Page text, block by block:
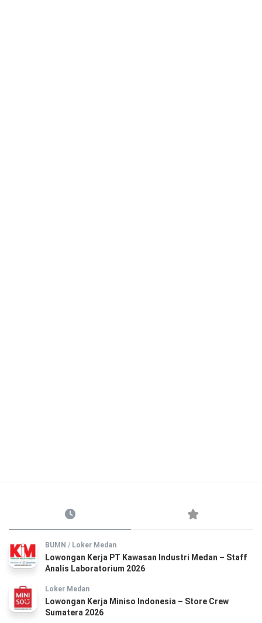
BUMN / Loker Medan
Lowongan Kerja PT Kawasan Industri Medan – Staff
Analis Laboratorium 2026
Loker Medan
Lowongan Kerja Miniso Indonesia – Store Crew
Sumatera 2026